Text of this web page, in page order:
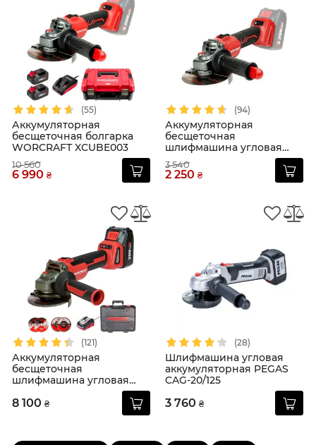
(55)
Аккумуляторная
бесщеточная болгарка
WORCRAFT XCUBE003
10 560
6 990 ₴
(94)
Аккумуляторная
бесщеточная
шлифмашина угловая
WORCRAFT
CAG‑S20LiBS‑125
3 540
2 250 ₴
(121)
Аккумуляторная
бесщеточная
шлифмашина угловая
WORCRAFT CAG-S20LIBH-
125B
8 100 ₴
(28)
Шлифмашина угловая
аккумуляторная PEGAS
CAG-20/125
3 760 ₴